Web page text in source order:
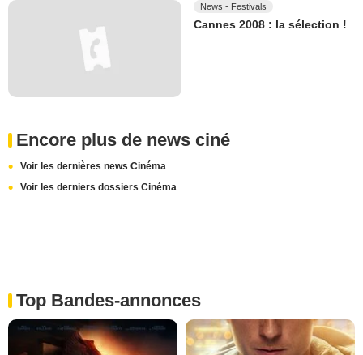
News - Festivals
Cannes 2008 : la sélection !
Encore plus de news ciné
Voir les dernières news Cinéma
Voir les derniers dossiers Cinéma
Top Bandes-annonces